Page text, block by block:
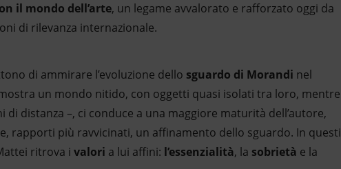
il mondo dell’arte, un legame avvalorato e rafforzato oggi da
di rilevanza internazionale.
di ammirare l’evoluzione dello sguardo di Morandi nel
un mondo nitido, con oggetti quasi isolati tra loro, mentre
di distanza –, ci conduce a una maggiore maturità dell’autore,
rapporti più ravvicinati, un affinamento dello sguardo. In questi
ritrova i valori a lui affini: l’essenzialità, la sobrietà e la